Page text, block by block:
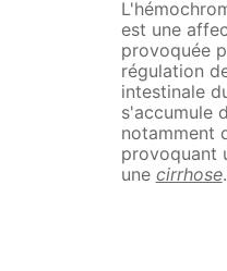
est une
provoquée
régulation
intestinale
s'accumule
notamment
provoquant
une cirrhose.